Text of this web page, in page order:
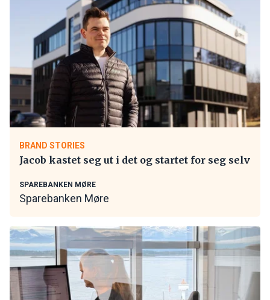
BRAND STORIES
Jacob kastet seg ut i det og startet for seg selv
SPAREBANKEN MØRE
Sparebanken Møre